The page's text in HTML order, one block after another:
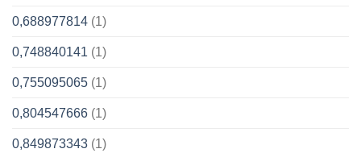
0,688977814 (1)
0,748840141 (1)
0,755095065 (1)
0,804547666 (1)
0,849873343 (1)